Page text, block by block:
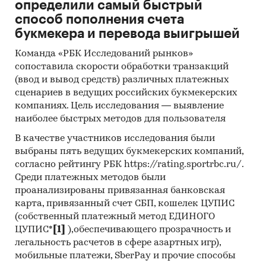
Прочие прицепы и полуприцепы для
транспортировки грузов;
Прочие прицепы и полуприцепы.
Ценовая ситуация:
Цены производителей:
Прицепы (полуприцепы) к легковым и
мотороллерам и квадрициклам;
Прицепы-цистерны и полуприцепы-
цистерны для перевозки нефтепродуктов,
воды и прочих жидкостей;
Прицепы и полуприцепы тракторные;
Прицепы и полуприцепы прочие, не
включенные в другие группировки.
определили самый быстрый
способ пополнения счета
букмекера и перевода выигрышей
Команда «РБК Исследований рынков»
сопоставила скорости обработки транзакций
(ввод и вывод средств) различных платежных
сценариев в ведущих российских букмекерских
компаниях. Цель исследования — выявление
наиболее быстрых методов для пользователя
В качестве участников исследования были
выбраны пять ведущих букмекерских компаний,
согласно рейтингу РБК https://rating.sportrbc.ru/.
Среди платежных методов были
проанализированы привязанная банковская
карта, привязанный счет СБП, кошелек ЦУПИС
(собственный платежный метод ЕДИНОГО
ЦУПИС* [1]
),обеспечивающего прозрачность и
легальность расчетов в сфере азартных игр),
мобильные платежи, SberPay и прочие способы